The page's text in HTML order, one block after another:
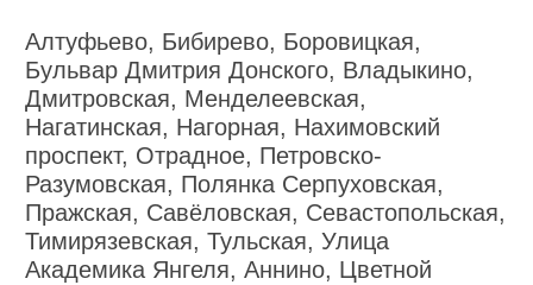
Алтуфьево, Бибирево, Боровицкая,
Бульвар Дмитрия Донского, Владыкино,
Дмитровская, Менделеевская,
Нагатинская, Нагорная, Нахимовский
проспект, Отрадное, Петровско-
Разумовская, Полянка Серпуховская,
Пражская, Савёловская, Севастопольская,
Тимирязевская, Тульская, Улица
Академика Янгеля, Аннино, Цветной